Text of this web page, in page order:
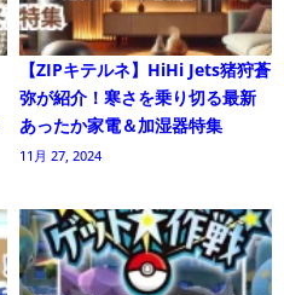
【ZIPキテルネ】HiHi Jets猪狩蒼
弥が紹介！寒さを乗り切る最新
あったか家電＆加湿器特集
11月 27, 2024